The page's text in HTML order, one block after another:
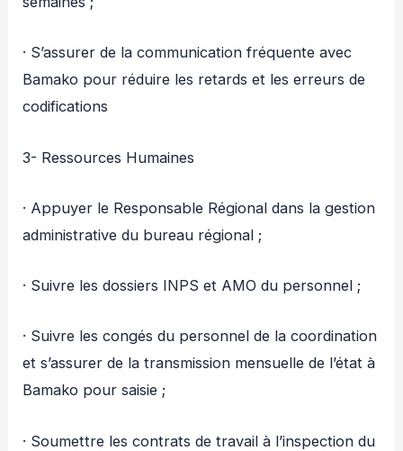
· S’assurer de la communication fréquente avec
Bamako pour réduire les retards et les erreurs de
codifications
3- Ressources Humaines
· Appuyer le Responsable Régional dans la gestion
administrative du bureau régional ;
· Suivre les dossiers INPS et AMO du personnel ;
· Suivre les congés du personnel de la coordination
et s’assurer de la transmission mensuelle de l’état à
Bamako pour saisie ;
· Soumettre les contrats de travail à l’inspection du